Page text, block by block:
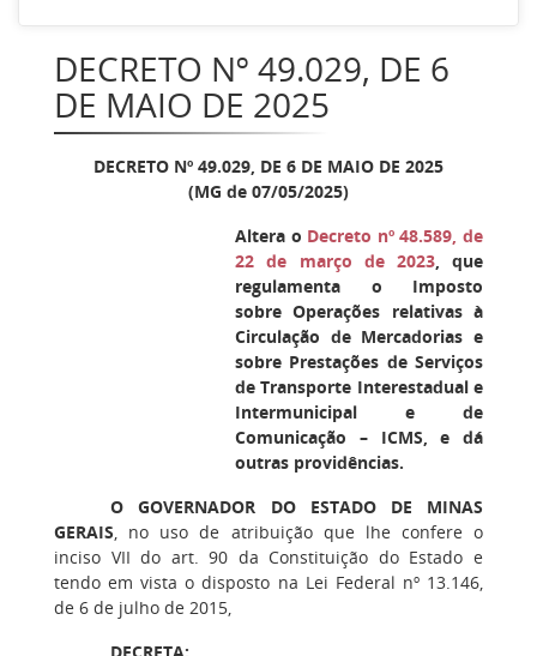
DECRETO Nº 49.029, DE 6
DE MAIO DE 2025
DECRETO Nº 49.029, DE 6 DE MAIO DE 2025
(MG de 07/05/2025)
Altera o Decreto nº 48.589, de
22 de março de 2023, que
regulamenta o Imposto
sobre Operações relativas à
Circulação de Mercadorias e
sobre Prestações de Serviços
de Transporte Interestadual e
Intermunicipal e de
Comunicação – ICMS, e dá
outras providências.
O GOVERNADOR DO ESTADO DE MINAS
GERAIS, no uso de atribuição que lhe confere o
inciso VII do art. 90 da Constituição do Estado e
tendo em vista o disposto na Lei Federal nº 13.146,
de 6 de julho de 2015,